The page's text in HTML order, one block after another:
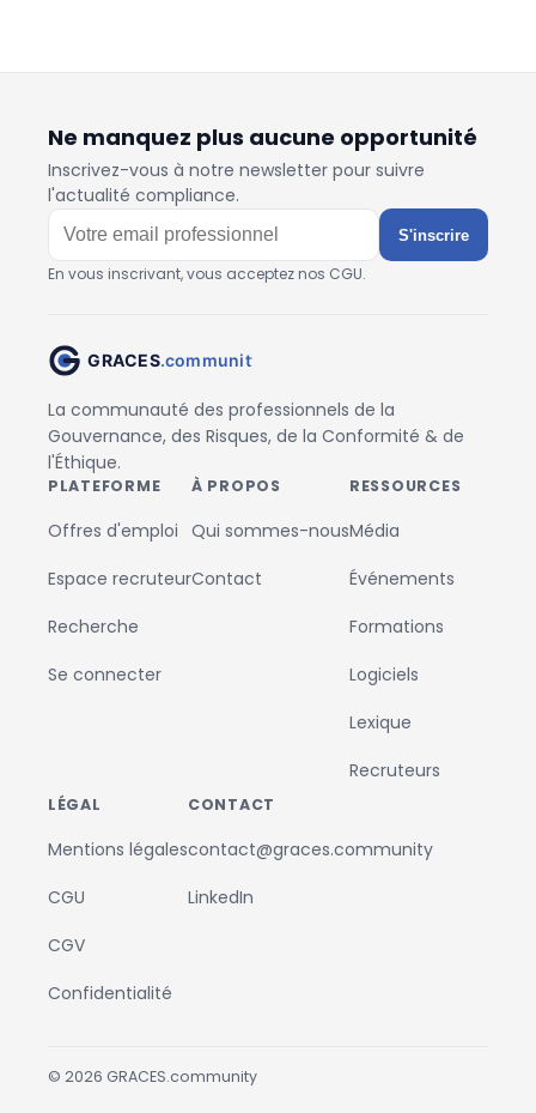
Ne manquez plus aucune opportunité
Inscrivez-vous à notre newsletter pour suivre
l'actualité compliance.
S'inscrire
En vous inscrivant, vous acceptez nos CGU.
La communauté des professionnels de la
Gouvernance, des Risques, de la Conformité & de
l'Éthique.
PLATEFORME
Offres d'emploi
Espace recruteur
Recherche
Se connecter
À PROPOS
Qui sommes-nous
Contact
RESSOURCES
Média
Événements
Formations
Logiciels
Lexique
Recruteurs
LÉGAL
Mentions légales
CGU
CGV
Confidentialité
CONTACT
contact@graces.community
LinkedIn
© 2026 GRACES.community